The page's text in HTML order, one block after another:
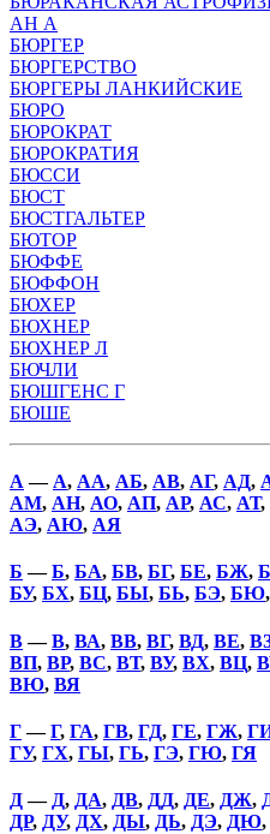
АН А
БЮРГЕР
БЮРГЕРСТВО
БЮРГЕРЫ ЛАНКИЙСКИЕ
БЮРО
БЮРОКРАТ
БЮРОКРАТИЯ
БЮССИ
БЮСТ
БЮСТГАЛЬТЕР
БЮТОР
БЮФФЕ
БЮФФОН
БЮХЕР
БЮХНЕР
БЮХНЕР Л
БЮЧЛИ
БЮШГЕНС Г
БЮШЕ
А — А, АА, АБ, АВ, АГ, АД,
АМ, АН, АО, АП, АР, АС, АТ,
АЭ, АЮ, АЯ
Б —Б, БА, БВ, БГ, БЕ, БЖ,
БУ, БХ, БЦ, БЫ, БЬ, БЭ, БЮ,
В—В, ВА, ВВ, ВГ, ВД, ВЕ,
ВП, ВР, ВС, ВТ, ВУ, ВХ, ВЦ,
ВЮ, ВЯ
Г—Г, ГА, ГВ, ГД, ГЕ, ГЖ,
ГУ, ГХ, ГЫ, ГЬ, ГЭ, ГЮ, ГЯ
Д— Д, ДА, ДВ, ДД, ДЕ, ДЖ,
ДР, ДУ, ДХ, ДЫ, ДЬ, ДЭ, ДЮ,